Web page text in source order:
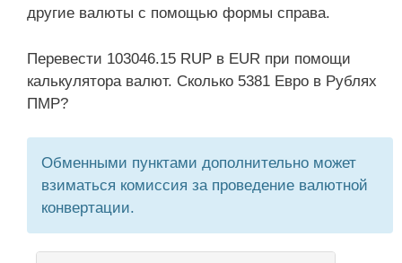
другие валюты с помощью формы справа.
Перевести 103046.15 RUP в EUR при помощи
калькулятора валют. Сколько 5381 Евро в Рублях
ПМР?
Обменными пунктами дополнительно может
взиматься комиссия за проведение валютной
конвертации.